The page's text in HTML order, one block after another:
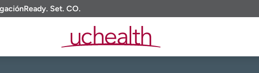
Ready. Set. CO.